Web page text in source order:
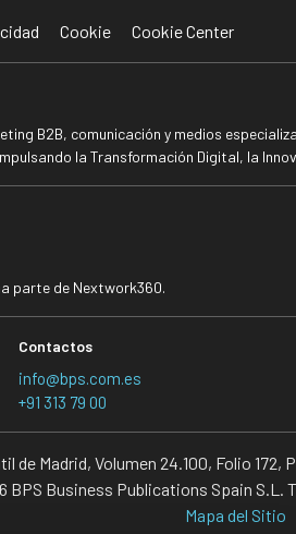
Cookie Cookie Center
B2B, comunicación y medios
la Transformación Digital, la
parte de Nextwork360.
Contactos
info@bps.com.es
+91 313 79 00
de Madrid, Volumen 24.100, Folio
BPS Business Publications Spain S.L.
Mapa del Sitio